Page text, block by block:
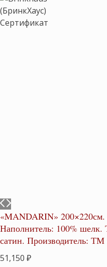
«MANDARIN» 200×220см.
Наполнитель: 100% шелк.
сатин. Производитель:
51,150 ₽